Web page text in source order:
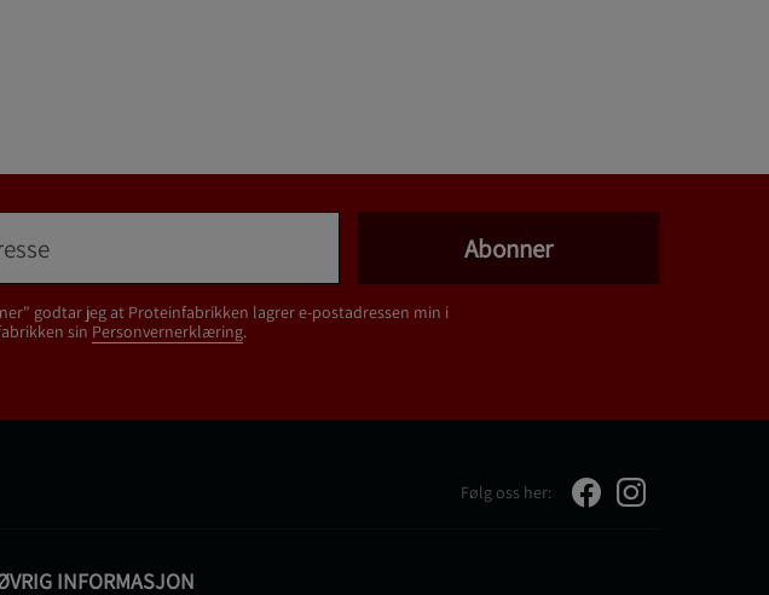
godtar jeg at Proteinfabrikken lagrer e-postadressen min i
sin Personvernerklæring.
Abonner
Følg oss her:
INFORMASJON